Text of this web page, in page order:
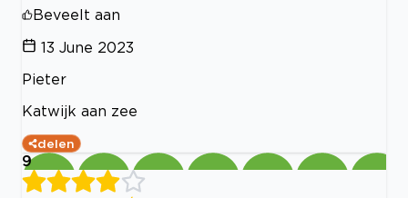
Beveelt aan
13 June 2023
Pieter
Katwijk aan zee
delen
9